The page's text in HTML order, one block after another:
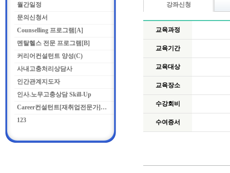
월간일정
문의신청서
Counselling 프로그램[A]
멘탈헬스 전문 프로그램[B]
커리어컨설턴트 양성(C)
사내고충처리상담사
인간관계지도자
인사.노무고충상담 Skill-Up
Career컨설턴트[재취업전문가]양성과정
123
강좌신청
교육과정
교육기간
교육대상
교육장소
수강회비
수여증서